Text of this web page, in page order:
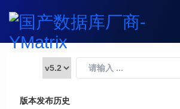
版本发布历史